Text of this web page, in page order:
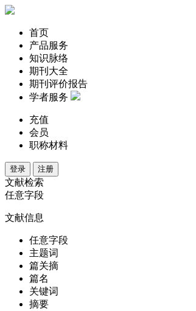
首页
产品服务
知识脉络
期刊大全
期刊评价报告
学者服务
充值
会员
职称材料
登录 注册
文献检索
任意字段
文献信息
任意字段
主题词
篇关摘
篇名
关键词
摘要